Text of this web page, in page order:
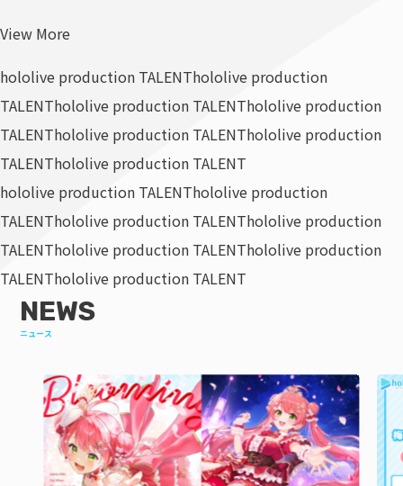
View More
hololive production TALENThololive production
TALENThololive production TALENThololive production
TALENThololive production TALENThololive production
TALENThololive production TALENT
hololive production TALENThololive production
TALENThololive production TALENThololive production
TALENThololive production TALENThololive production
TALENThololive production TALENT
NEWS
ニュース